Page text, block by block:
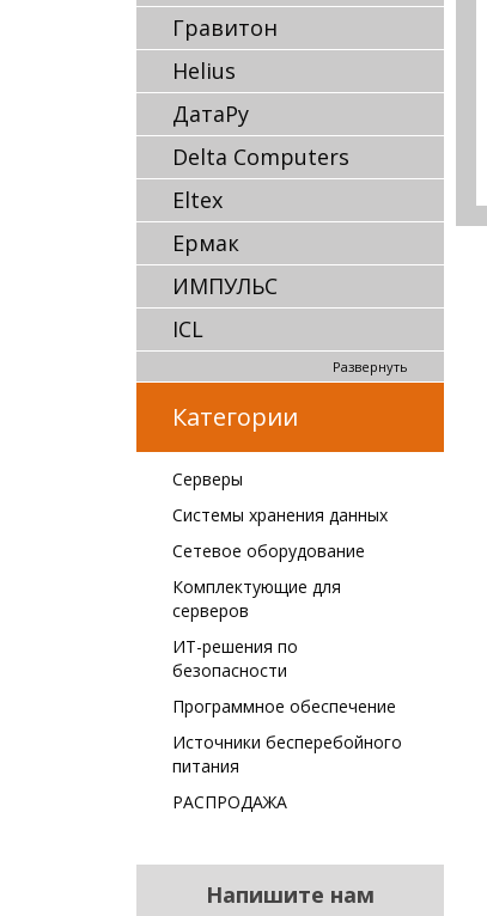
Гравитон
Helius
ДатаРу
Delta Computers
Eltex
Ермак
ИМПУЛЬС
ICL
Развернуть
Категории
Серверы
Системы хранения данных
Сетевое оборудование
Комплектующие для
серверов
ИТ-решения по
безопасности
Программное обеспечение
Источники бесперебойного
питания
РАСПРОДАЖА
Напишите нам